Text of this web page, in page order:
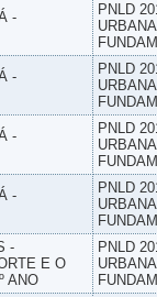
-
PNLD
-
PNLD
-
PNLD
-
PNLD
-
E O
ANO
PNLD